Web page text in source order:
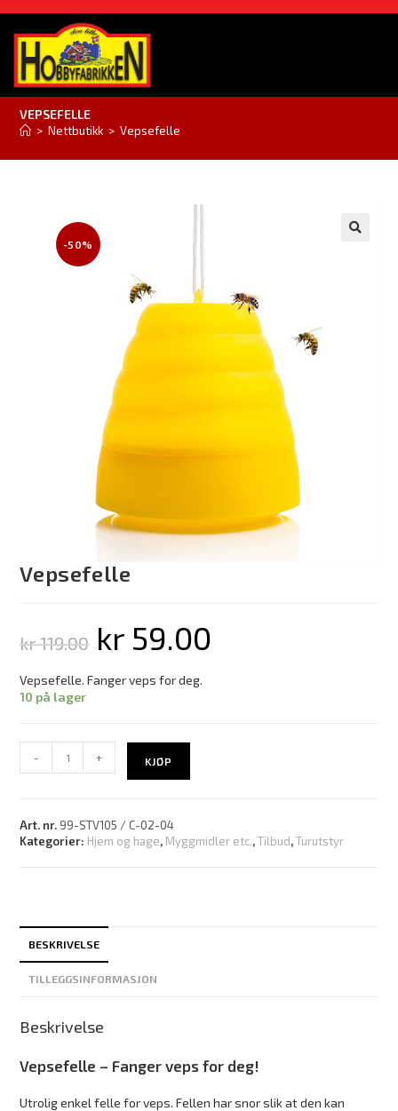
VEPSEFELLE
> Nettbutikk > Vepsefelle
-50%
Vepsefelle
kr119.00 kr 59.00
Vepsefelle. Fanger veps for deg.
10 på lager
- + KJØP
Art. nr. 99-STV105 / C-02-04
Kategorier: Hjem og hage, Myggmidler etc.,Tilbud,Turutstyr
BESKRIVELSE
TILLEGGSINFORMASJON
Beskrivelse
Vepsefelle – Fanger veps for deg!
Utrolig enkel felle for veps. Fellen har snor slik at den kan